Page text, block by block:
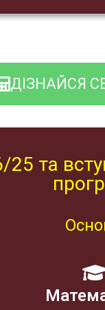
ДІЗНАЙСЯ
та